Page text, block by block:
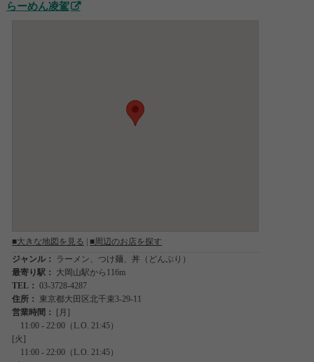
らーめん凌駕